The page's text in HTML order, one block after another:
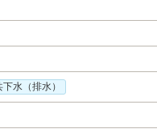
水（排水）